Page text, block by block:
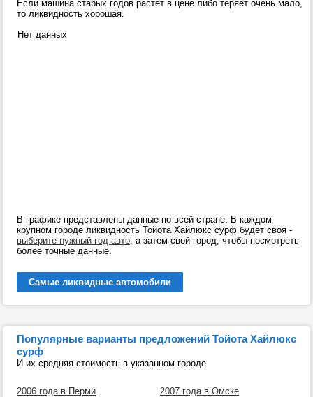
Если машина старых годов растет в цене либо теряет очень мало,
то ликвидность хорошая.
Нет данных
В графике представлены данные по всей стране. В каждом
крупном городе ликвидность Тойота Хайлюкс сурф будет своя -
выберите нужный год авто, а затем свой город, чтобы посмотреть
более точные данные.
Самые ликвидные автомобили
Популярные варианты предложений Тойота Хайлюкс
сурф
И их средняя стоимость в указанном городе
2006 года в Перми
2007 года в Омске